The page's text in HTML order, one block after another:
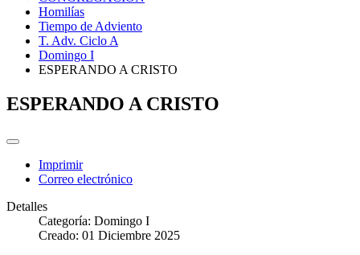
Homilías
Tiempo de Adviento
T. Adv. Ciclo A
Domingo I
ESPERANDO A CRISTO
ESPERANDO A CRISTO
Imprimir
Correo electrónico
Detalles
Categoría: Domingo I
Creado: 01 Diciembre 2025